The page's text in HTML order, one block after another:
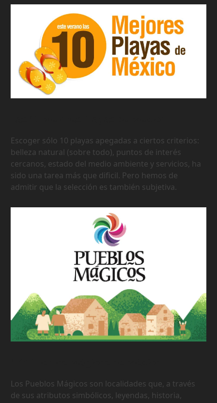
Escoger sólo 10 playas apegadas a ciertos criterios:
belleza natural (sobre todo), puntos de interés
cercanos, estado del medio ambiente y servicios, ha
sido una tarea más que dificil. Pero hemos de
admitir que la selección es también subjetiva.
Los Pueblos Mágicos son localidades que, a través
de sus atributos simbólicos, leyendas, historia,